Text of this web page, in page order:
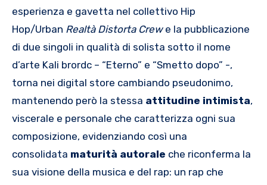
esperienza e gavetta nel collettivo Hip
Hop/Urban Realtà Distorta Crewe la pubblicazione
di due singoli in qualità di solista sotto il nome
d’arte Kali brordc – “Eterno” e “Smetto dopo” -,
torna nei digital store cambiando pseudonimo,
mantenendo però la stessa attitudine intimista,
viscerale e personale che caratterizza ogni sua
composizione, evidenziando così una
consolidata maturità autorale che riconferma la
sua visione della musica e del rap: un rap che